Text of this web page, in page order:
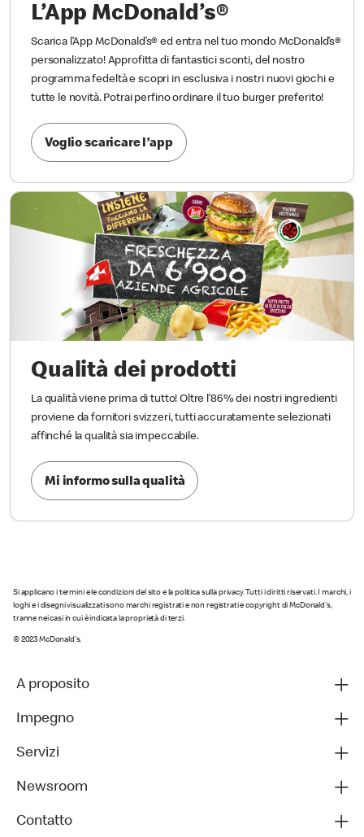
L’App McDonald’s®
Scarica l’App McDonald’s® ed entra nel tuo mondo McDonald’s®
personalizzato! Approfitta di fantastici sconti, del nostro
programma fedeltà e scopri in esclusiva i nostri nuovi giochi e
tutte le novità. Potrai perfino ordinare il tuo burger preferito!
Voglio scaricare l’app
Qualità dei prodotti
La qualità viene prima di tutto! Oltre l’86% dei nostri ingredienti
proviene da fornitori svizzeri, tutti accuratamente selezionati
affinché la qualità sia impeccabile.
Mi informo sulla qualità
Si applicano i termini e le condizioni del sito e la politica sulla privacy. Tutti i diritti riservati. I marchi, i
loghi e i disegni visualizzati sono marchi registrati e non registrati e copyright di McDonald's,
tranne nei casi in cui è indicata la proprietà di terzi.
© 2023 McDonald's.
A proposito
Impegno
Servizi
Newsroom
Contatto